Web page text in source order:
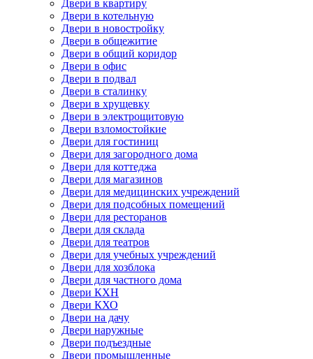
Двери в квартиру
Двери в котельную
Двери в новостройку
Двери в общежитие
Двери в общий коридор
Двери в офис
Двери в подвал
Двери в сталинку
Двери в хрущевку
Двери в электрощитовую
Двери взломостойкие
Двери для гостиниц
Двери для загородного дома
Двери для коттеджа
Двери для магазинов
Двери для медицинских учреждений
Двери для подсобных помещений
Двери для ресторанов
Двери для склада
Двери для театров
Двери для учебных учреждений
Двери для хозблока
Двери для частного дома
Двери КХН
Двери КХО
Двери на дачу
Двери наружные
Двери подъездные
Двери промышленные